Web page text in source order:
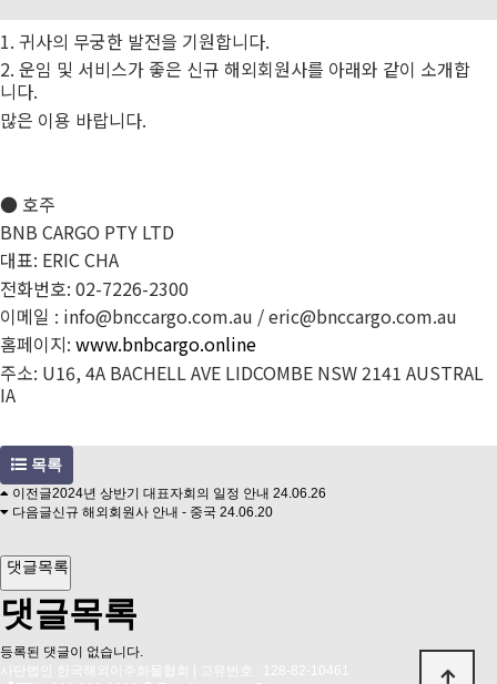
1. 귀사의 무궁한 발전을 기원합니다.
2. 운임 및 서비스가 좋은 신규 해외회원사를 아래와 같이 소개합
니다.
많은 이용 바랍니다.
● 호주
BNB CARGO PTY LTD
대표: ERIC CHA
전화번호: 02-7226-2300
이메일 : info@bnccargo.com.au / eric@bnccargo.com.au
홈페이지: www.bnbcargo.online
주소: U16, 4A BACHELL AVE LIDCOMBE NSW 2141 AUSTRAL
IA
목록
이전글2024년 상반기 대표자회의 일정 안내 24.06.26
다음글신규 해외회원사 안내 - 중국 24.06.20
댓글목록
댓글목록
등록된 댓글이 없습니다.
사단법인 한국해외이주화물협회 | 고유번호 : 128-82-10461